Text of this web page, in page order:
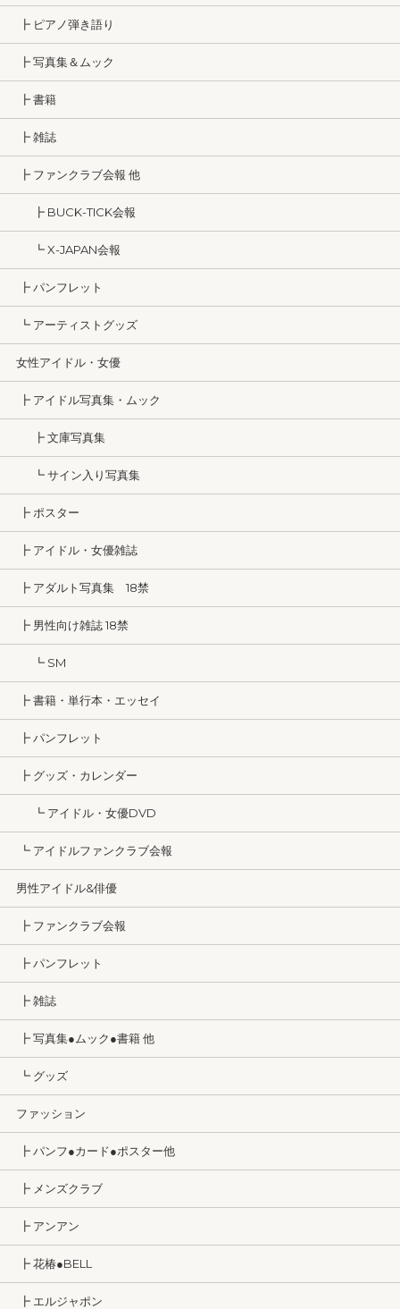
┣ ピアノ弾き語り
┣ 写真集＆ムック
┣ 書籍
┣ 雑誌
┣ ファンクラブ会報 他
┣ BUCK-TICK会報
┗ X-JAPAN会報
┣ パンフレット
┗ アーティストグッズ
女性アイドル・女優
┣ アイドル写真集・ムック
┣ 文庫写真集
┗ サイン入り写真集
┣ ポスター
┣ アイドル・女優雑誌
┣ アダルト写真集 18禁
┣ 男性向け雑誌 18禁
┗ SM
┣ 書籍・単行本・エッセイ
┣ パンフレット
┣ グッズ・カレンダー
┗ アイドル・女優DVD
┗ アイドルファンクラブ会報
男性アイドル&俳優
┣ ファンクラブ会報
┣ パンフレット
┣ 雑誌
┣ 写真集●ムック●書籍 他
┗ グッズ
ファッション
┣ パンフ●カード●ポスター他
┣ メンズクラブ
┣ アンアン
┣ 花椿●BELL
┣ エルジャポン